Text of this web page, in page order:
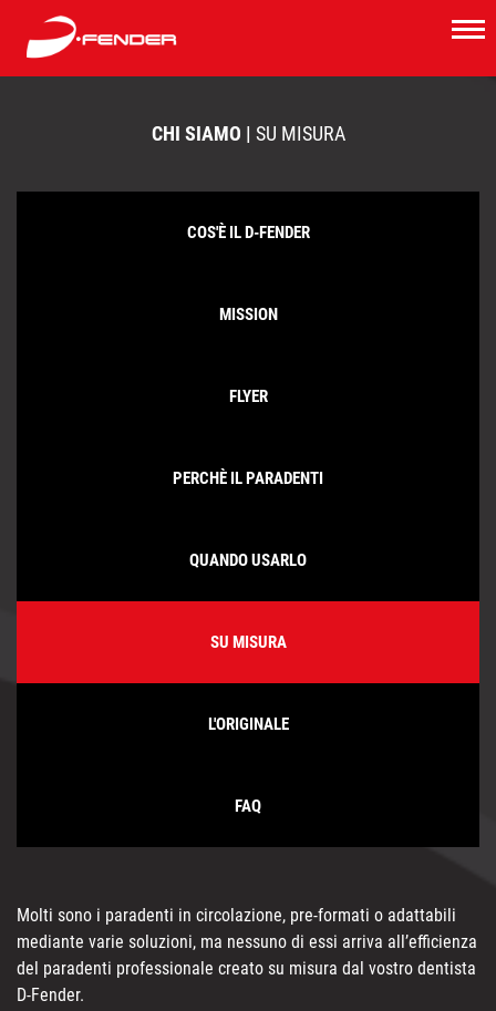
CHI SIAMO | SU MISURA
COS'È IL D-FENDER
MISSION
FLYER
PERCHÈ IL PARADENTI
QUANDO USARLO
SU MISURA
L'ORIGINALE
FAQ
Molti sono i paradenti in circolazione, pre-formati o adattabili
mediante varie soluzioni, ma nessuno di essi arriva all’efficienza
del paradenti professionale creato su misura dal vostro dentista
D-Fender.